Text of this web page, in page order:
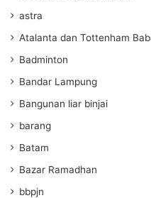
astra
Atalanta dan Tottenham
Badminton
Bandar Lampung
Bangunan liar binjai
barang
Batam
Bazar Ramadhan
bbpjn